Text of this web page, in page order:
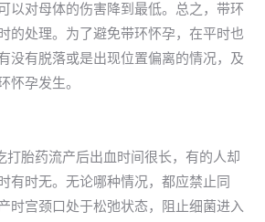
以对母体的伤害降到最低。总之，带环
的处理。为了避免带环怀孕，在平时也
没有脱落或是出现位置偏离的情况，及
怀孕发生。
打胎药流产后出血时间很长，有的人却
有时无。无论哪种情况，都应禁止同
时宫颈口处于松弛状态，阻止细菌进入